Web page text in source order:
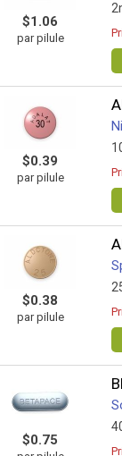
$1.06
par pilule
$0.39
par pilule
$0.38
par pilule
$0.75